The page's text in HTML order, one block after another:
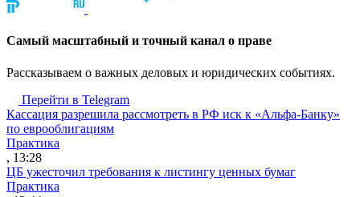
Cамый масштабный и точный канал о праве
Рассказываем о важных деловых и юридических событиях.
Перейти в Telegram
Кассация разрешила рассмотреть в РФ иск к «Альфа-Банку»
по еврооблигациям
Практика
, 13:28
ЦБ ужесточил требования к листингу ценных бумаг
Практика